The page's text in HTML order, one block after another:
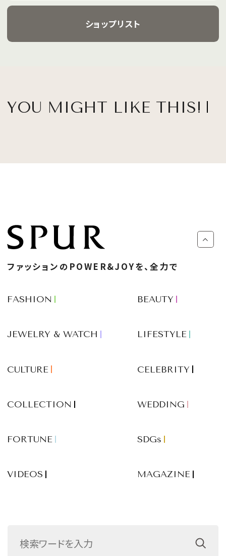
ショップリスト
YOU MIGHT LIKE THIS!
ファッションのPOWER&JOYを、全力で
FASHION BEAUTY
JEWELRY & WATCH LIFESTYLE
CULTURE CELEBRITY
COLLECTION WEDDING
FORTUNE SDGs
VIDEOS MAGAZINE